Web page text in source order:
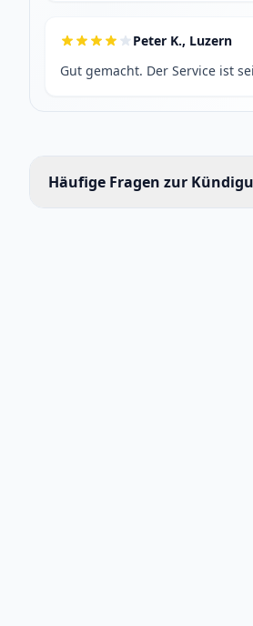
Peter K., Luzern
Gut gemacht. Der Service ist
Häufige Fragen zur